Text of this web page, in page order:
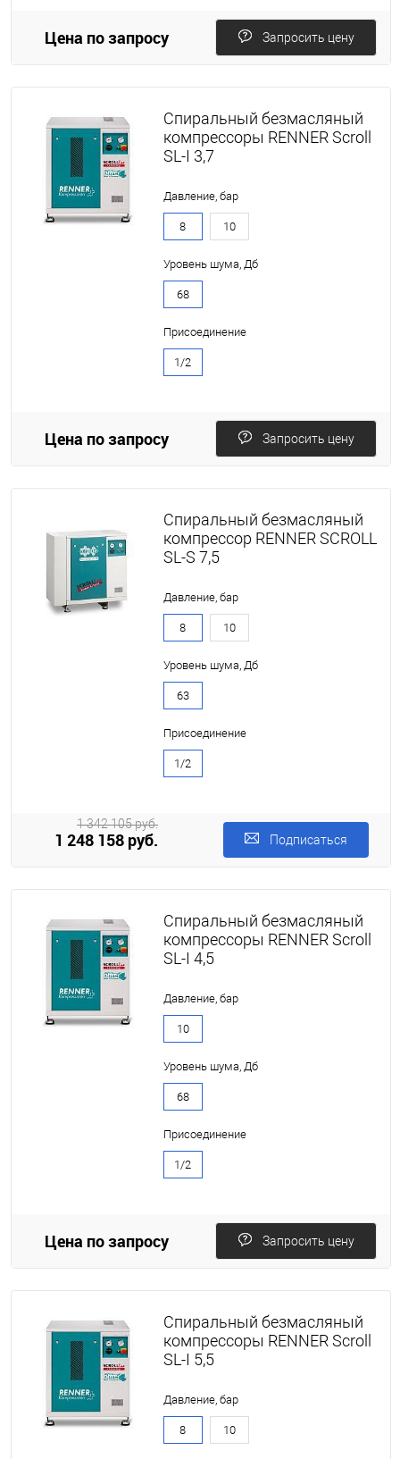
Цена по запросу Запросить цену
Спиральный безмасляный
компрессоры RENNER Scroll
SL-I 3,7
Давление, бар
8 10
Уровень шума, Дб
68
Присоединение
1/2
Цена по запросу Запросить цену
Спиральный безмасляный
компрессор RENNER SCROLL
SL-S 7,5
Давление, бар
8 10
Уровень шума, Дб
63
Присоединение
1/2
1 248 158 руб.
1 342 105 руб.
Подписаться
Спиральный безмасляный
компрессоры RENNER Scroll
SL-I 4,5
Давление, бар
10
Уровень шума, Дб
68
Присоединение
1/2
Цена по запросу Запросить цену
Спиральный безмасляный
компрессоры RENNER Scroll
SL-I 5,5
Давление, бар
8 10